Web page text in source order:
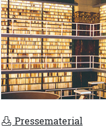
Pressematerial